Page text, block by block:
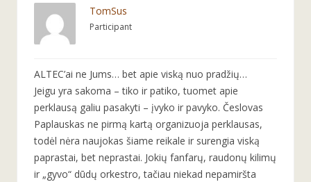
TomSus
Participant
ALTEC’ai ne Jums… bet apie viską nuo pradžių…
Jeigu yra sakoma – tiko ir patiko, tuomet apie
perklausą galiu pasakyti – įvyko ir pavyko. Česlovas
Paplauskas ne pirmą kartą organizuoja perklausas,
todėl nėra naujokas šiame reikale ir surengia viską
paprastai, bet neprastai. Jokių fanfarų, raudonų kilimų
ir „gyvo“ dūdų orkestro, tačiau niekad nepamiršta